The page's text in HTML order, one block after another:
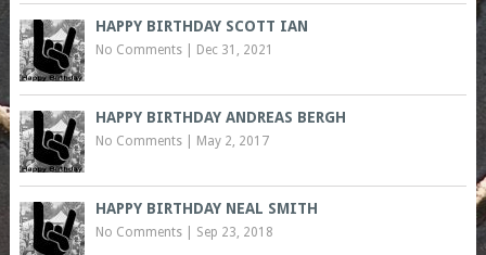
HAPPY BIRTHDAY SCOTT IAN
No Comments| Dec 31, 2021
HAPPY BIRTHDAY ANDREAS BERGH
No Comments| May 2, 2017
HAPPY BIRTHDAY NEAL SMITH
No Comments| Sep 23, 2018